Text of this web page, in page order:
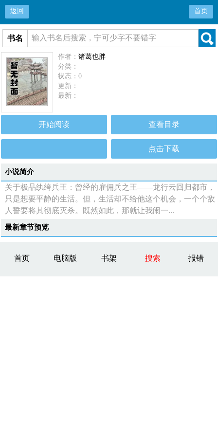
返回 首页
书名
作者：诸葛也胖
分类：
状态：0
更新：
最新：
开始阅读 查看目录
点击下载
小说简介
关于极品纨绔兵王：曾经的雇佣兵之王——龙行云回归都市，
只是想要平静的生活。但，生活却不给他这个机会，一个个敌
人誓要将其彻底灭杀。既然如此，那就让我闹一...
最新章节预览
首页 电脑版 书架 搜索 报错